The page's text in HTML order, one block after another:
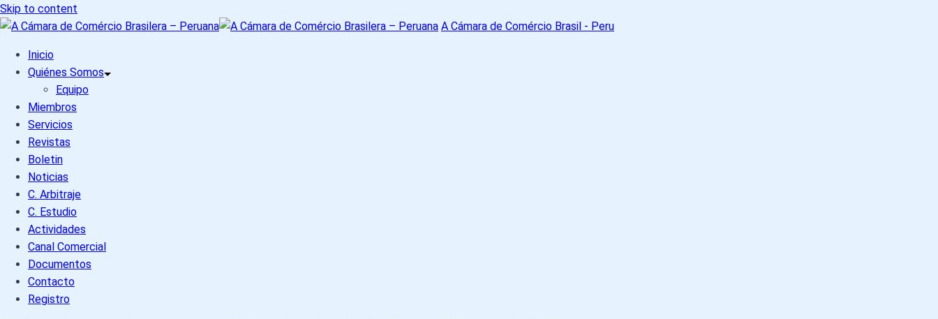
Skip to content
A Cámara de Comércio Brasil - Peru
Inicio
Quiénes Somos
Equipo
Miembros
Servicios
Revistas
Boletin
Noticias
C. Arbitraje
C. Estudio
Actividades
Canal Comercial
Documentos
Contacto
Registro